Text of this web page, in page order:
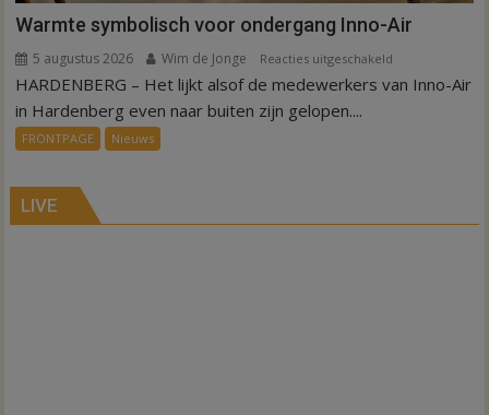
Warmte symbolisch voor ondergang Inno-Air
5 augustus 2026 Wim de Jonge Reacties uitgeschakeld
Warmte
HARDENBERG – Het lijkt alsof de medewerkers van Inno-Air
in Hardenberg even naar buiten zijn gelopen....
FRONTPAGE Nieuws
LIVE